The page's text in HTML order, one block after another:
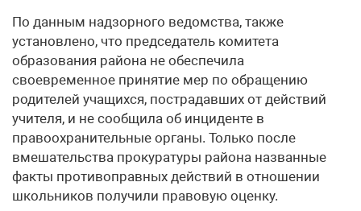
По данным надзорного ведомства, также
установлено, что председатель комитета
образования района не обеспечила
своевременное принятие мер по обращению
родителей учащихся, пострадавших от действий
учителя, и не сообщила об инциденте в
правоохранительные органы. Только после
вмешательства прокуратуры района названные
факты противоправных действий в отношении
школьников получили правовую оценку.